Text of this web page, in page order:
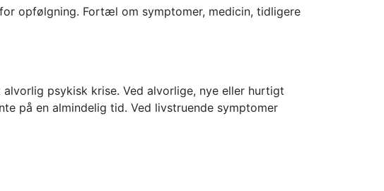
opfølgning. Fortæl om symptomer, medicin, tidligere
psykisk krise. Ved alvorlige, nye eller hurtigt
på en almindelig tid. Ved livstruende symptomer